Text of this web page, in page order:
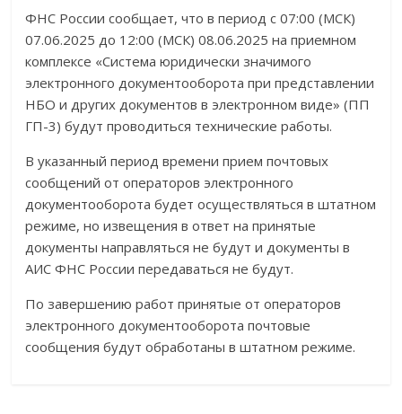
ФНС России сообщает, что в период с 07:00 (МСК)
07.06.2025 до 12:00 (МСК) 08.06.2025 на приемном
комплексе «Система юридически значимого
электронного документооборота при представлении
НБО и других документов в электронном виде» (ПП
ГП-3) будут проводиться технические работы.
В указанный период времени прием почтовых
сообщений от операторов электронного
документооборота будет осуществляться в штатном
режиме, но извещения в ответ на принятые
документы направляться не будут и документы в
АИС ФНС России передаваться не будут.
По завершению работ принятые от операторов
электронного документооборота почтовые
сообщения будут обработаны в штатном режиме.